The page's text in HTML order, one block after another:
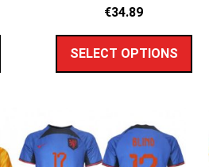
€34.89
SELECT OPTIONS